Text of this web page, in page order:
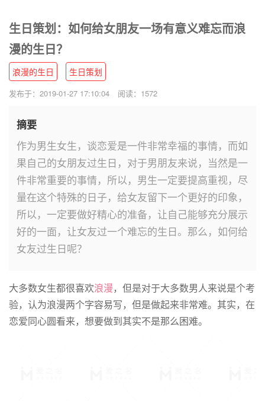
生日策划：如何给女朋友一场有意义难忘而浪
漫的生日？
浪漫的生日 生日策划
发布于：2019-01-27 17:10:04 阅读：1572
摘要
作为男生女生，谈恋爱是一件非常幸福的事情，而如
果自己的女朋友过生日，对于男朋友来说，当然是一
件非常重要的事情，所以，男生一定要提高重视，尽
量在这个特殊的日子，给女友留下一个更好的印象，
所以，一定要做好精心的准备，让自己能够充分展示
好的一面，让女友过一个难忘的生日。那么，如何给
女友过生日呢？
大多数女生都很喜欢浪漫，但是对于大多数男人来说是个考
验，认为浪漫两个字容易写，但是做起来非常难。其实，在
恋爱同心圆看来，想要做到其实不是那么困难。